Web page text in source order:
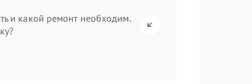
и какой ремонт необходим.